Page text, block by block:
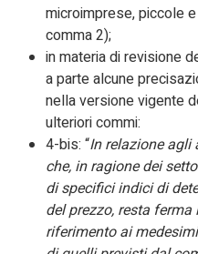
microimprese, piccole
comma 2);
in materia di revisione
a parte alcune
nella versione vigente
ulteriori commi:
4-bis: “In relazione agli
che, in ragione dei
di specifici indici di
del prezzo, resta
riferimento ai